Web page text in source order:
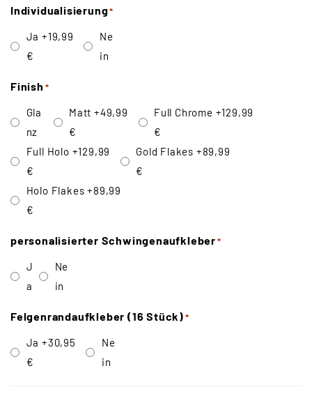
Individualisierung*
Ja +19,99
€
Ne
in
Finish *
Gla
nz
Matt +49,99
€
Full Chrome +129,99
€
Full Holo +129,99
€
Gold Flakes +89,99
€
Holo Flakes +89,99
€
personalisierter Schwingenaufkleber*
J
a
Ne
in
Felgenrandaufkleber (16 Stück)*
Ja +30,95
€
Ne
in